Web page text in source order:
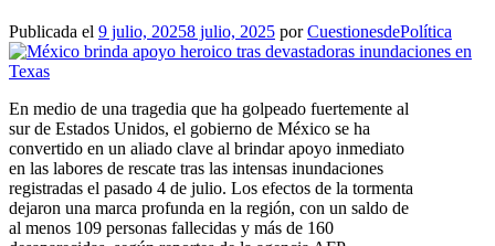
Publicada el 9 julio, 20258 julio, 2025 porCuestionesdePolítica
En medio de una tragedia que ha golpeado fuertemente al
sur de Estados Unidos, el gobierno de México se ha
convertido en un aliado clave al brindar apoyo inmediato
en las labores de rescate tras las intensas inundaciones
registradas el pasado 4 de julio. Los efectos de la tormenta
dejaron una marca profunda en la región, con un saldo de
al menos 109 personas fallecidas y más de 160